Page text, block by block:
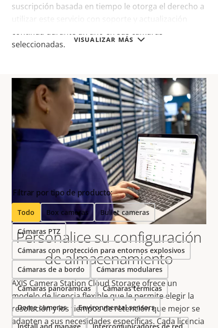
VISUALIZAR MÁS
suscripción basada en tiempo le otorga el derecho a
utilizar este servicio con soporte y actualización
continua durante un año en sus cámaras
seleccionadas.
Personalice su configuración
de almacenamiento
AXIS Camera Station Cloud Storage ofrece un
modelo de licencia flexible que le permite elegir la
resolución y los tiempos de retención que mejor se
adapten a sus necesidades específicas. Cada licencia
Productos compatibles
Personalice, mejore y añada funcionalidad a su
solución.
Filtrar por tipo de producto:
Todo Box cameras Bullet cameras
Cámaras PTZ
Cámaras con protección para entornos explosivos
Cámaras de a bordo Cámaras modulares
Cámaras panorámicas Cámaras térmicas
Dome cameras Environmental sensors